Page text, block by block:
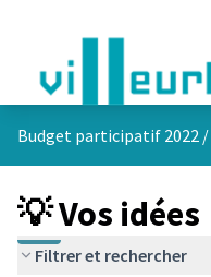
Budget participatif 2022 /
💡 Vos idées
Filtrer et rechercher